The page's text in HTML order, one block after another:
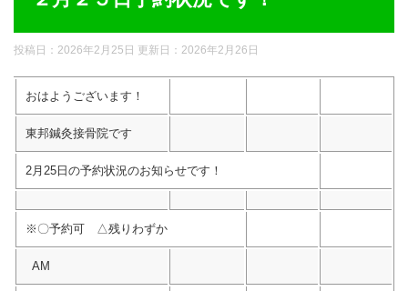
投稿日：2026年2月25日 更新日： 2026年2月26日
おはようございます！
東邦鍼灸接骨院です
2月25日の予約状況のお知らせです！
※〇予約可 △残りわずか
AM